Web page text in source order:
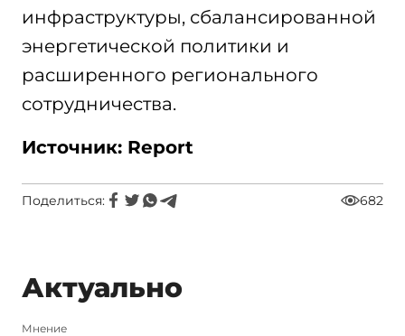
инфраструктуры, сбалансированной
энергетической политики и
расширенного регионального
сотрудничества.
Источник: Report
Поделиться: 682
Актуально
Мнение